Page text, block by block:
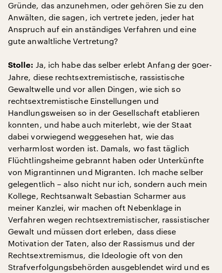
Gründe, das anzunehmen, oder gehören Sie zu den
Anwälten, die sagen, ich vertrete jeden, jeder hat
Anspruch auf ein anständiges Verfahren und eine
gute anwaltliche Vertretung?
Stolle: Ja, ich habe das selber erlebt Anfang der 90er-
Jahre, diese rechtsextremistische, rassistische
Gewaltwelle und vor allen Dingen, wie sich so
rechtsextremistische Einstellungen und
Handlungsweisen so in der Gesellschaft etablieren
konnten, und habe auch miterlebt, wie der Staat
dabei vorwiegend weggesehen hat, wie das
verharmlost worden ist. Damals, wo fast täglich
Flüchtlingsheime gebrannt haben oder Unterkünfte
von Migrantinnen und Migranten. Ich mache selber
gelegentlich – also nicht nur ich, sondern auch mein
Kollege, Rechtsanwalt Sebastian Scharmer aus
meiner Kanzlei, wir machen oft Nebenklage in
Verfahren wegen rechtsextremistischer, rassistischer
Gewalt und müssen dort erleben, dass diese
Motivation der Taten, also der Rassismus und der
Rechtsextremismus, die Ideologie oft von den
Strafverfolgungsbehörden ausgeblendet wird und es